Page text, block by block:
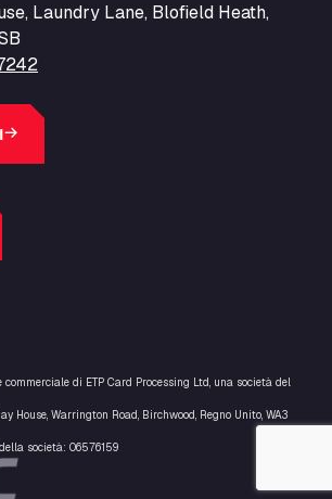
Laundry Lane, Blofield Heath,
commerciale di ETP Card Processing Ltd, una società del
House, Warrington Road, Birchwood, Regno Unito, WA3
società: 06576159